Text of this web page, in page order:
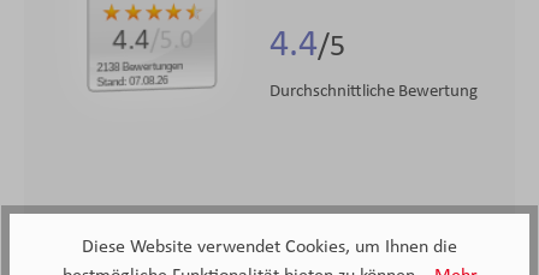
2138 Bewertungen
Stand: 07.08.26
4.4/5.0 4.4
Durchschnittliche Bewertung
Diese Website verwendet Cookies, um Ihnen die